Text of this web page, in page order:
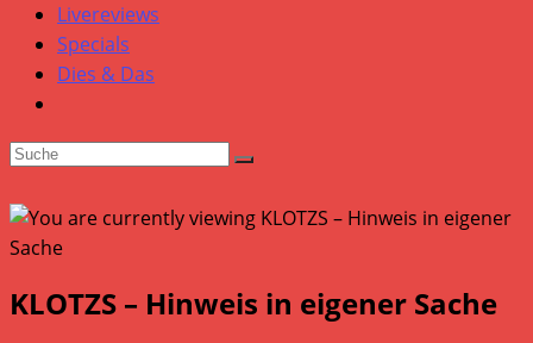
Livereviews
Specials
Dies & Das
KLOTZS – Hinweis in eigener Sache